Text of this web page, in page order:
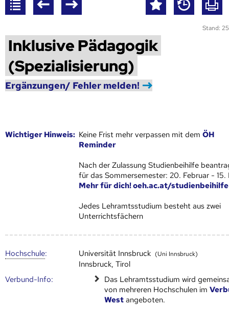
Stand:
Inklusive Pädagogik
(Spezialisierung)
Ergänzungen/ Fehler melden!
Wich­ti­ger Hin­weis: Keine Frist mehr verpassen mit demÖH
Reminder
Nach der Zulassung Studienbeihilfe
für das Sommersemester: 20. Februar - 15.
Mehr für dich! oeh.ac.at/studienbeihilfe
Jedes Lehramtsstudium besteht aus zwei
Unterrichtsfächern
Hoch­schule: Universität Innsbruck (Uni Innsbruck)
Innsbruck, Tirol
Verbund-Info:
Das Lehramtsstudium wird
von mehreren Hoch­schulen im
West angeboten.